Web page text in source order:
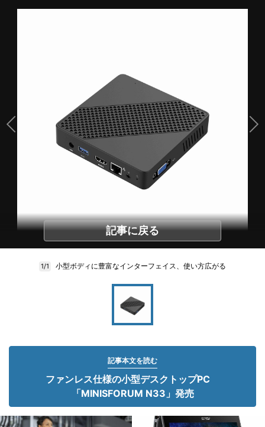
記事に戻る
1/1 小型ボディに豊富なインターフェイス、使い方広がる
記事本文を読む
ファンレス仕様の小型デスクトップPC
「MINISFORUM N33」発売